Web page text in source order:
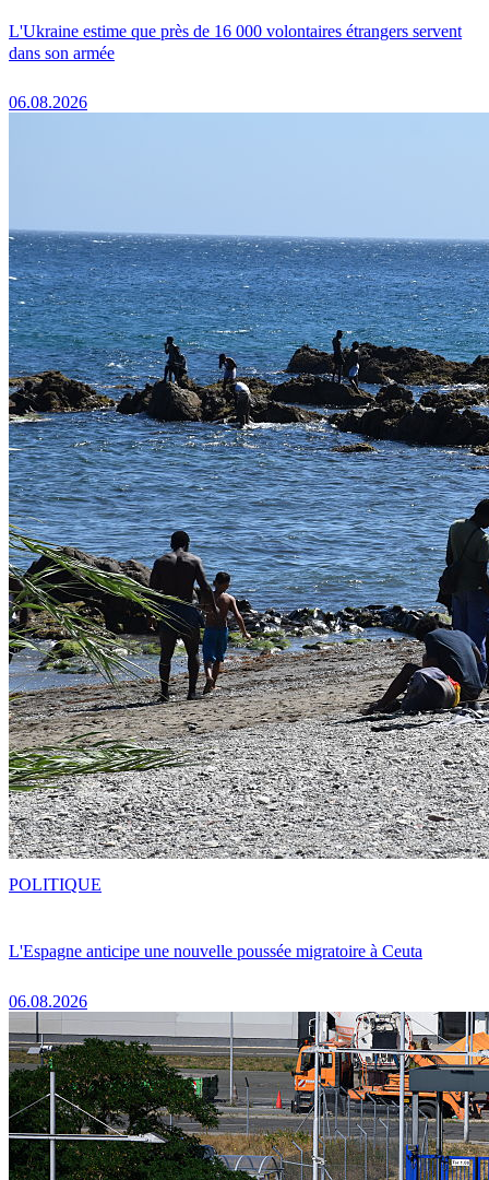
L'Ukraine estime que près de 16 000 volontaires étrangers servent
dans son armée
06.08.2026
L'Espagne anticipe une nouvelle poussée migratoire à Ceuta
06.08.2026
POLITIQUE